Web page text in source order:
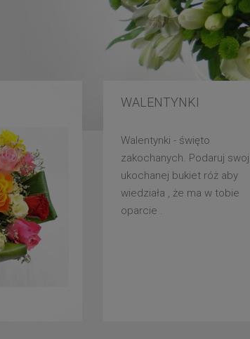
WALENTYNKI
Walentynki - święto
zakochanych. Podaruj
ukochanej bukiet róż aby
wiedziała , że ma w tobie
oparcie .